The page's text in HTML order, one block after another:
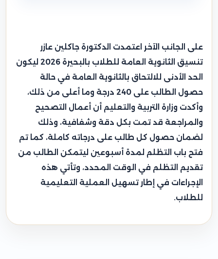
على الجانب الآخر اعتمدت الدكتورة جاكلين عازر
تنسيق الثانوية العامة للطلاب بالبحيرة 2026 ليكون
الحد الأدنى للالتحاق بالثانوية العامة في حالة
حصول الطالب على 240 درجة وما أعلى من ذلك،
وأكدت وزارة التربية والتعليم أن أعمال التصحيح
والمراجعة قد تمت بكل دقة وشفافية، وذلك
لضمان حصول كل طالب على درجاته كاملة، كما تم
فتح باب التظلم لمدة أسبوعين ليتمكن الطالب من
تقديم التظلم في الوقت المحدد، وتأتي هذه
الإجراءات في إطار تسهيل العملية التعليمية
للطلاب.